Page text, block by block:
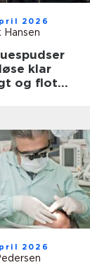
2026
Hansen
klar
og flot
2026